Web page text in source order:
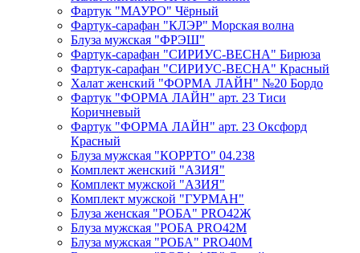
Фартук "МАУРО" Чёрный
Фартук-сарафан "КЛЭР" Морская волна
Блуза мужская "ФРЭШ"
Фартук-сарафан "СИРИУС-ВЕСНА" Бирюза
Фартук-сарафан "СИРИУС-ВЕСНА" Красный
Халат женский "ФОРМА ЛАЙН" №20 Бордо
Фартук "ФОРМА ЛАЙН" арт. 23 Тиси
Коричневый
Фартук "ФОРМА ЛАЙН" арт. 23 Оксфорд
Красный
Блуза мужская "КОРРТО" 04.238
Комплект женский "АЗИЯ"
Комплект мужской "АЗИЯ"
Комплект мужской "ГУРМАН"
Блуза женская "РОБА" PRO42Ж
Блуза мужская "РОБА PRO42М
Блуза мужская "РОБА" PRO40М